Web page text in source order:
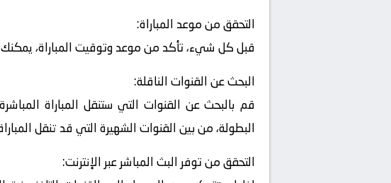
التحقق من موعد المباراة:
قبل كل شيء، تأكد من موعد وتوقيت المباراة، يمكنك
البحث عن القنوات الناقلة:
قم بالبحث عن القنوات التي ستنقل المباراة
البطولة، من بين القنوات الشهيرة التي قد تنقل
التحقق من توفر البث المباشر عبر الإنترنت: